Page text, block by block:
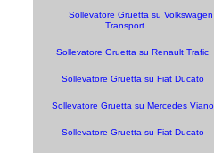
Sollevatore Gruetta su Volkswagen
Transport
Sollevatore Gruetta su Renault Trafic
Sollevatore Gruetta su Fiat Ducato
Sollevatore Gruetta su Mercedes Viano
Sollevatore Gruetta su Fiat Ducato